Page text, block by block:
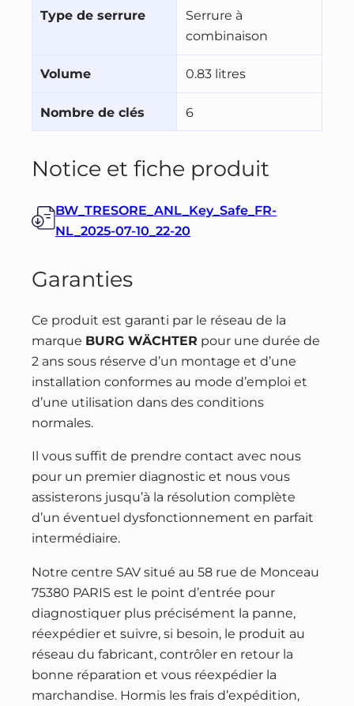
Type de serrure
Serrure à
combinaison
Volume 0.83 litres
Nombre de clés 6
Notice et fiche produit
BW_TRESORE_ANL_Key_Safe_FR-
NL_2025-07-10_22-20
Garanties
Ce produit est garanti par le réseau de la
marque BURG WÄCHTER pour une durée de
2 ans sous réserve d’un montage et d’une
installation conformes au mode d’emploi et
d’une utilisation dans des conditions
normales.
Il vous suffit de prendre contact avec nous
pour un premier diagnostic et nous vous
assisterons jusqu’à la résolution complète
d’un éventuel dysfonctionnement en parfait
intermédiaire.
Notre centre SAV situé au 58 rue de Monceau
75380 PARIS est le point d’entrée pour
diagnostiquer plus précisément la panne,
réexpédier et suivre, si besoin, le produit au
réseau du fabricant, contrôler en retour la
bonne réparation et vous réexpédier la
marchandise. Hormis les frais d’expédition,